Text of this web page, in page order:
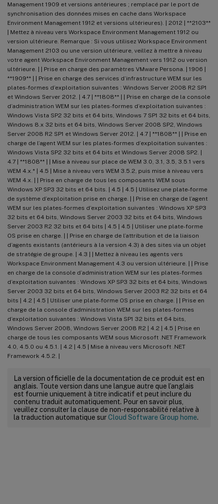
Management 1909 et versions antérieures ; remplacé par le port de
synchronisation des données mises en cache dans Workspace
Environment Management 1912 et versions ultérieures). | 2012 | **2103**
| Mettez à niveau vers Workspace Environment Management 1912 ou
version ultérieure. Remarque : Si vous utilisez Workspace Environment
Management 2103 ou une version ultérieure, veillez à mettre à niveau
votre agent Workspace Environment Management vers 1912 ou version
ultérieure. | | Prise en charge des paramètres VMware Persona. | 1906 |
**1909** | | Prise en charge des services d’infrastructure WEM sur les
plates-formes d’exploitation suivantes : Windows Server 2008 R2 SP1
et Windows Server 2012. | 4.7 | **1808** | | Prise en charge de la console
d’administration WEM sur les plates-formes d’exploitation suivantes :
Windows Vista SP2 32 bits et 64 bits, Windows 7 SP1 32 bits et 64 bits,
Windows 8.x 32 bits et 64 bits, Windows Server 2008 SP2, Windows
Server 2008 R2 SP1 et Windows Server 2012. | 4.7 | **1808** | | Prise en
charge de l’agent WEM sur les plates-formes d’exploitation suivantes :
Windows Vista SP2 32 bits et 64 bits et Windows Server 2008 SP2. |
4.7 | **1808** | | Mise à niveau sur place de WEM 3.0, 3.1, 3.5, 3.5.1 vers
WEM 4.x.* | 4.5 | Mise à niveau vers WEM 3.5.2, puis mise à niveau vers
WEM 4.x. | | Prise en charge de tous les composants WEM sous
Windows XP SP3 32 bits et 64 bits. | 4.5 | 4.5 | Utilisez une plate-forme
de système d’exploitation prise en charge. | | Prise en charge de l’agent
WEM sur les plates-formes d’exploitation suivantes : Windows XP SP3
32 bits et 64 bits, Windows Server 2003 32 bits et 64 bits, Windows
Server 2003 R2 32 bits et 64 bits | 4.5 | 4.5 | Utiliser une plate-forme
OS prise en charge. | | Prise en charge de l’attribution et de la liaison
d’agents existants (antérieurs à la version 4.3) à des sites via un objet
de stratégie de groupe. | 4.3 | | Mettez à niveau les agents vers
Workspace Environment Management 4.3 ou version ultérieure. | | Prise
en charge de la console d’administration WEM sur les plates-formes
d’exploitation suivantes : Windows XP SP3 32 bits et 64 bits, Windows
Server 2003 32 bits et 64 bits, Windows Server 2003 R2 32 bits et 64
bits | 4.2 | 4.5 | Utiliser une plate-forme OS prise en charge. | | Prise en
charge de la console d’administration WEM sur les plates-formes
d’exploitation suivantes : Windows Vista SP1 32 bits et 64 bits,
Windows Server 2008, Windows Server 2008 R2 | 4.2 | 4.5 | Prise en
charge de tous les composants WEM sous Microsoft .NET Framework
4.0, 4.5.0 ou 4.5.1. | 4.2 | 4.5 | Mise à niveau vers Microsoft .NET
Framework 4.5.2. |
La version officielle de la documentation de ce produit est en
anglais. Toute version dans une langue autre que l’anglais
est fournie uniquement à titre indicatif et peut inclure du
contenu traduit automatiquement. Pour en savoir plus,
veuillez consulter la clause de non-responsabilité relative à
la traduction automatique surCloud Software Group home.